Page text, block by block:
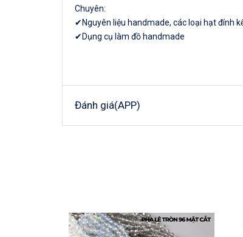
Chuyên:
✔Nguyên liệu handmade, các loại hạt đính
✔Dụng cụ làm đồ handmade
Đánh giá(APP)